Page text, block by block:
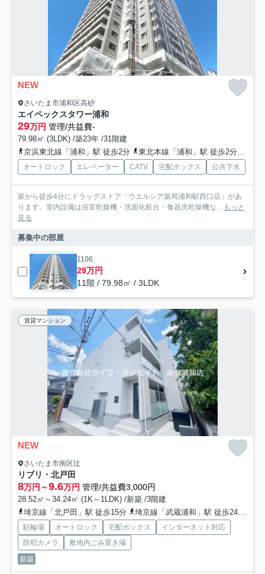
NEW
さいたま市浦和区高砂
エイペックスタワー浦和
29万円 管理/共益費-
79.98㎡ (3LDK) /築23年 /31階建
京浜東北線「浦和」駅 徒歩2分
東北本線「浦和」駅 徒歩2分
オートロック エレベーター CATV 宅配ボックス 公共下水
家から徒歩4分にドラッグストア「ウエルシア薬局浦和駅西口店」があ
ります。室内設備は浴室乾燥機・洗面化粧台・食器洗乾燥機な... もっと
見る
募集中の部屋
1106
29万円
11階 / 79.98㎡ / 3LDK
賃貸マンション
NEW
さいたま市南区辻
リブリ・北戸田
8万円～9.6万円 管理/共益費3,000円
28.52㎡～34.24㎡ (1K～1LDK) /新築 /3階建
埼京線「北戸田」駅 徒歩15分
埼京線「武蔵浦和」駅 徒歩24分
駐輪場 オートロック 宅配ボックス
インターネット対応
防犯カメラ
敷地内ごみ置き場
新築